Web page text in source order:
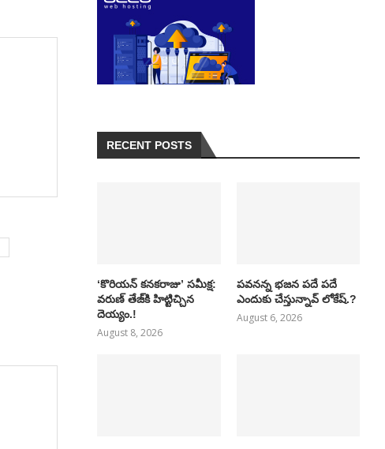
RECENT POSTS
‘కొరియన్ కనకరాజు’ సమీక్ష:
వరుణ్ తేజ్‌కి హిట్టిచ్చిన
దెయ్యం.!
August 8, 2026
పవనన్న భజన పదే పదే
ఎందుకు చేస్తున్నావ్ లోకేష్.?
August 6, 2026